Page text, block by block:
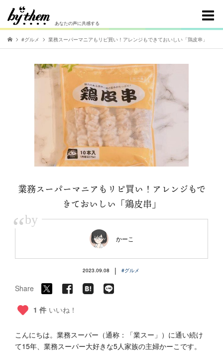
あなたの声に共感する
#グルメ 業務スーパーマニアもリピ買い！アレンジもできておいしい「鶏皮串」
業務スーパーマニアもリピ買い！アレンジもで
きておいしい「鶏皮串」
“by
かーこ
2023.09.08 | #グルメ
Share
1 件 いいね！
こんにちは。業務スーパー（通称：「業スー」）に通い続け
て15年、業務スーパー大好きな5人家族の主婦かーこです。